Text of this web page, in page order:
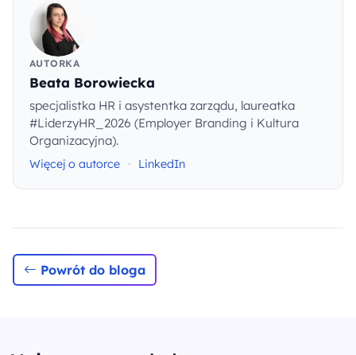
AUTORKA
Beata Borowiecka
specjalistka HR i asystentka zarządu, laureatka
#LiderzyHR_2026 (Employer Branding i Kultura
Organizacyjna).
Więcej o autorce · LinkedIn
Powrót do bloga